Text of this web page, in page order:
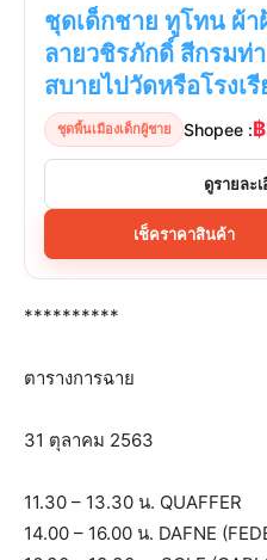
ชุดเด็กชาย ทูโทน ผ้
ลายวชิรภักดิ์ สีกรมท่
สบายไปวัดหรือโรงเ
ชุดพื้นเมืองเด็กผู้ชาย Shopee :
ดูรายละ
เช็คราคาสินค้า
**********
ตารางการฉาย
31 ตุลาคม 2563
11.30 – 13.30 น. QUAFFER
14.00 – 16.00 น. DAFNE